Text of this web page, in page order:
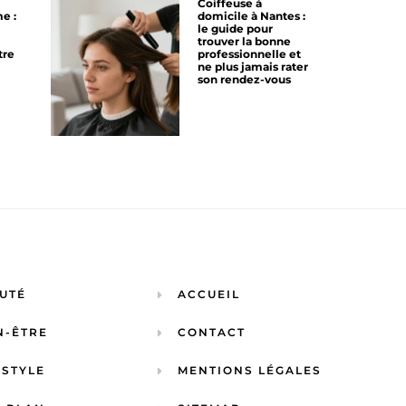
:
Coiffeuse à
domicile à Nantes :
le guide pour
trouver la bonne
professionnelle et
ne plus jamais rater
son rendez-vous
ÊTRE
ACCUEIL
CONTACT
MENTIONS LÉGALES